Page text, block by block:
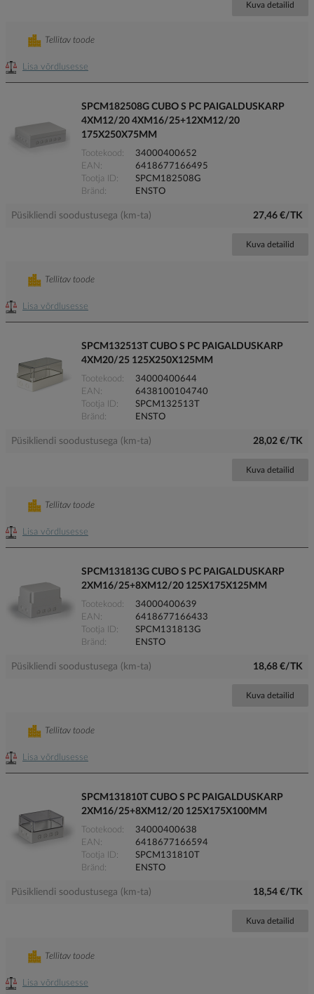
Kuva detailid
Lisa võrdlusesse
Tellitav toode
SPCM182508G CUBO S PC PAIGALDUSKARP
4XM12/20 4XM16/25+12XM12/20
175X250X75MM
Tootekood
34000400652
EAN
6418677166495
Tootja ID
SPCM182508G
Bränd
ENSTO
Püsikliendi soodustusega (km-ta) 27,46 €/TK
Kuva detailid
Lisa võrdlusesse
Tellitav toode
SPCM132513T CUBO S PC PAIGALDUSKARP
4XM20/25 125X250X125MM
Tootekood
34000400644
EAN
6438100104740
Tootja ID
SPCM132513T
Bränd
ENSTO
Püsikliendi soodustusega (km-ta) 28,02 €/TK
Kuva detailid
Lisa võrdlusesse
Tellitav toode
SPCM131813G CUBO S PC PAIGALDUSKARP
2XM16/25+8XM12/20 125X175X125MM
Tootekood
34000400639
EAN
6418677166433
Tootja ID
SPCM131813G
Bränd
ENSTO
Püsikliendi soodustusega (km-ta) 18,68 €/TK
Kuva detailid
Lisa võrdlusesse
Tellitav toode
SPCM131810T CUBO S PC PAIGALDUSKARP
2XM16/25+8XM12/20 125X175X100MM
Tootekood
34000400638
EAN
6418677166594
Tootja ID
SPCM131810T
Bränd
ENSTO
Püsikliendi soodustusega (km-ta) 18,54 €/TK
Kuva detailid
Lisa võrdlusesse
Tellitav toode